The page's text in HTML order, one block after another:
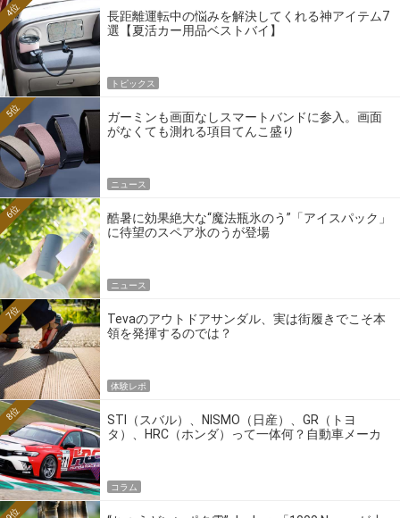
長距離運転中の悩みを解決してくれる神アイテム7
選【夏活カー用品ベストバイ】
4位
トピックス
ガーミンも画面なしスマートバンドに参入。画面
がなくても測れる項目てんこ盛り
5位
ニュース
酷暑に効果絶大な“魔法瓶氷のう”「アイスパック」
に待望のスペア氷のうが登場
6位
ニュース
Tevaのアウトドアサンダル、実は街履きでこそ本
領を発揮するのでは？
7位
体験レポ
STI（スバル）、NISMO（日産）、GR（トヨ
タ）、HRC（ホンダ）って一体何？自動車メーカ
8位
コラム